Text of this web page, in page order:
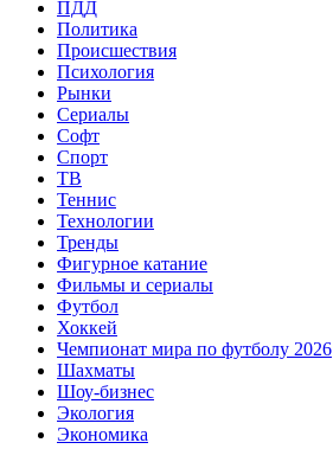
ПДД
Политика
Происшествия
Психология
Рынки
Сериалы
Софт
Спорт
ТВ
Теннис
Технологии
Тренды
Фигурное катание
Фильмы и сериалы
Футбол
Хоккей
Чемпионат мира по футболу 2026
Шахматы
Шоу-бизнес
Экология
Экономика